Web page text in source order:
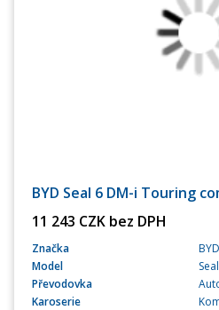
BYD Seal 6 DM-i Touring
11 243 CZK bez DPH
Značka
BYD
Model
Převodovka
Karoserie